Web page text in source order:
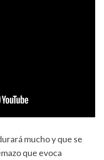
mucho y que se
que evoca